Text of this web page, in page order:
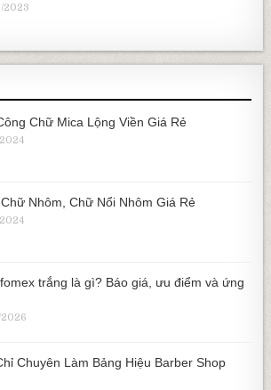
2023
Chữ Mica Lộng Viền Giá Rẻ
Nhôm, Chữ Nổi Nhôm Giá Rẻ
trắng là gì? Báo giá, ưu điểm và ứng
2026
Chuyên Làm Bảng Hiệu Barber Shop